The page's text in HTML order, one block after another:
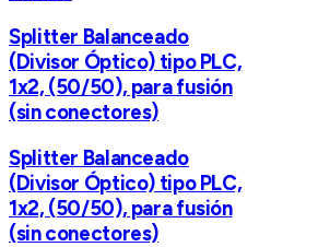
Splitter Balanceado
(Divisor Óptico) tipo PLC,
1x2, (50/50), para fusión
(sin conectores)
Splitter Balanceado
(Divisor Óptico) tipo PLC,
1x2, (50/50), para fusión
(sin conectores)